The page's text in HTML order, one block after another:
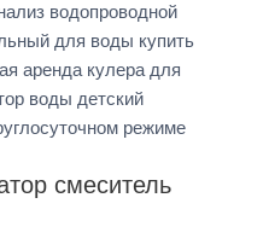
водопроводной
для воды купить
аренда кулера для
воды детский
режиме
смеситель